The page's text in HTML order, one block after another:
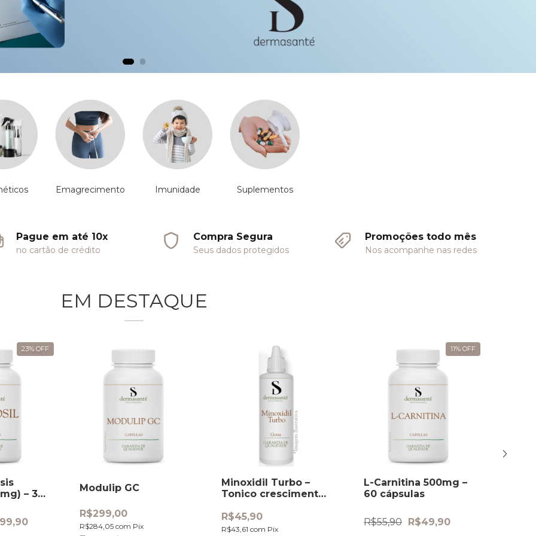
Emagrecimento Imunidade Suplementos
Pague em até 10x
no cartão de crédito
Compra Segura
Seus dados protegidos
Promoções todo mês
Nos acompanhe nas redes
EM DESTAQUE
(PEG 4000) –
Spray Anti Celulite e
Gordura
R$58,81
Minoxidil Loção
Antiqueda
R$34,11
Bacopa Monnieri
R$45,90
R$43,61